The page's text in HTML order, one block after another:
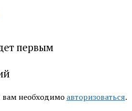
первым
необходимо авторизоваться.